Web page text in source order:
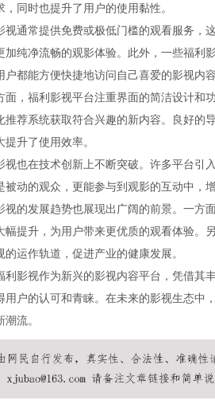
，同时也提升了用户的使用黏性。
视通常提供免费或极低门槛的观看服务，
加纯净流畅的观影体验。此外，一些福
户都能方便快捷地访问自己喜爱的影视内
面，福利影视平台注重界面的简洁设计和
推荐系统获取符合兴趣的新内容。良好的
升了使用效率。
视也在技术创新上不断突破。许多平台引
被动的观众，更能参与到观影的互动中，
视的发展趋势也展现出广阔的前景。一方
幅提升，为用户带来更优质的观看体验。
的运作轨道，促进产业的健康发展。
利影视作为新兴的影视内容平台，凭借其
用户的认可和青睐。在未来的影视生态中
流。